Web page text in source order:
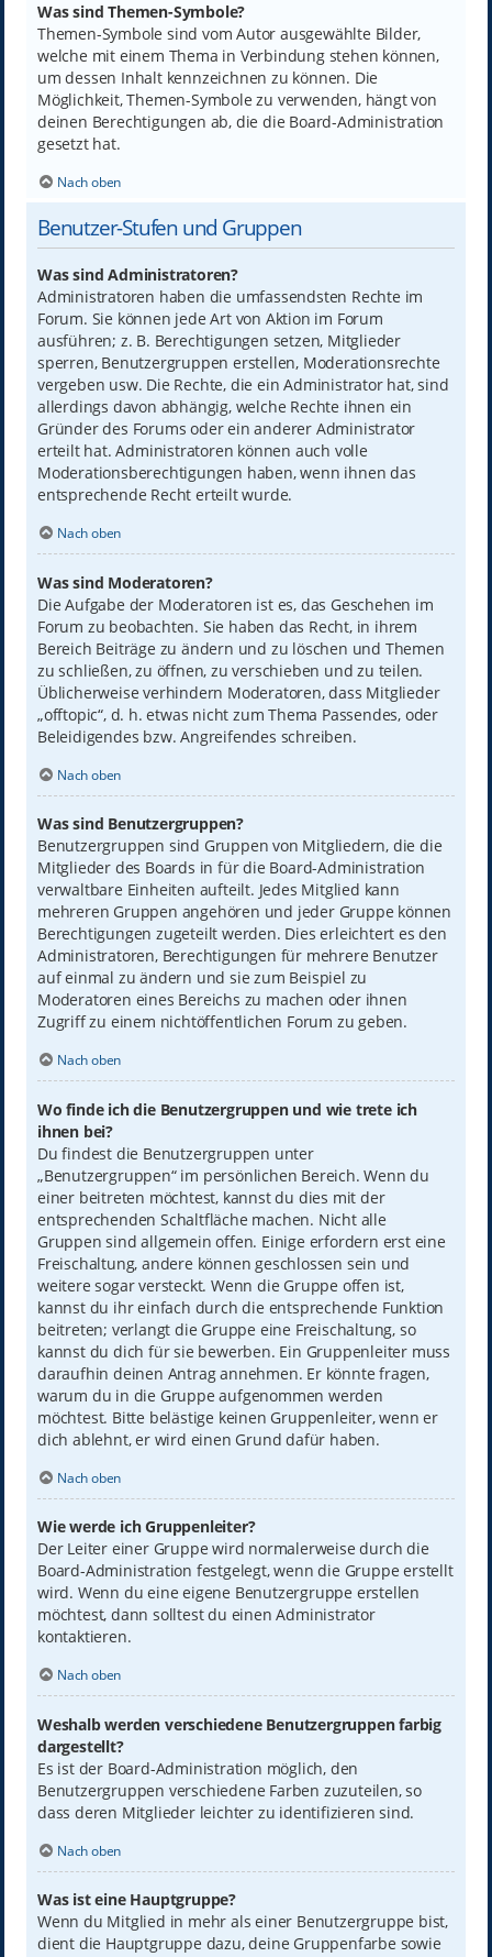
Was sind Themen-Symbole?
Themen-Symbole sind vom Autor ausgewählte Bilder,
welche mit einem Thema in Verbindung stehen können,
um dessen Inhalt kennzeichnen zu können. Die
Möglichkeit, Themen-Symbole zu verwenden, hängt von
deinen Berechtigungen ab, die die Board-Administration
gesetzt hat.
Nach oben
Benutzer-Stufen und Gruppen
Was sind Administratoren?
Administratoren haben die umfassendsten Rechte im
Forum. Sie können jede Art von Aktion im Forum
ausführen; z. B. Berechtigungen setzen, Mitglieder
sperren, Benutzergruppen erstellen, Moderationsrechte
vergeben usw. Die Rechte, die ein Administrator hat, sind
allerdings davon abhängig, welche Rechte ihnen ein
Gründer des Forums oder ein anderer Administrator
erteilt hat. Administratoren können auch volle
Moderationsberechtigungen haben, wenn ihnen das
entsprechende Recht erteilt wurde.
Nach oben
Was sind Moderatoren?
Die Aufgabe der Moderatoren ist es, das Geschehen im
Forum zu beobachten. Sie haben das Recht, in ihrem
Bereich Beiträge zu ändern und zu löschen und Themen
zu schließen, zu öffnen, zu verschieben und zu teilen.
Üblicherweise verhindern Moderatoren, dass Mitglieder
„offtopic“, d. h. etwas nicht zum Thema Passendes, oder
Beleidigendes bzw. Angreifendes schreiben.
Nach oben
Was sind Benutzergruppen?
Benutzergruppen sind Gruppen von Mitgliedern, die die
Mitglieder des Boards in für die Board-Administration
verwaltbare Einheiten aufteilt. Jedes Mitglied kann
mehreren Gruppen angehören und jeder Gruppe können
Berechtigungen zugeteilt werden. Dies erleichtert es den
Administratoren, Berechtigungen für mehrere Benutzer
auf einmal zu ändern und sie zum Beispiel zu
Moderatoren eines Bereichs zu machen oder ihnen
Zugriff zu einem nichtöffentlichen Forum zu geben.
Nach oben
Wo finde ich die Benutzergruppen und wie trete ich
ihnen bei?
Du findest die Benutzergruppen unter
„Benutzergruppen“ im persönlichen Bereich. Wenn du
einer beitreten möchtest, kannst du dies mit der
entsprechenden Schaltfläche machen. Nicht alle
Gruppen sind allgemein offen. Einige erfordern erst eine
Freischaltung, andere können geschlossen sein und
weitere sogar versteckt. Wenn die Gruppe offen ist,
kannst du ihr einfach durch die entsprechende Funktion
beitreten; verlangt die Gruppe eine Freischaltung, so
kannst du dich für sie bewerben. Ein Gruppenleiter muss
daraufhin deinen Antrag annehmen. Er könnte fragen,
warum du in die Gruppe aufgenommen werden
möchtest. Bitte belästige keinen Gruppenleiter, wenn er
dich ablehnt, er wird einen Grund dafür haben.
Nach oben
Wie werde ich Gruppenleiter?
Der Leiter einer Gruppe wird normalerweise durch die
Board-Administration festgelegt, wenn die Gruppe erstellt
wird. Wenn du eine eigene Benutzergruppe erstellen
möchtest, dann solltest du einen Administrator
kontaktieren.
Nach oben
Weshalb werden verschiedene Benutzergruppen farbig
dargestellt?
Es ist der Board-Administration möglich, den
Benutzergruppen verschiedene Farben zuzuteilen, so
dass deren Mitglieder leichter zu identifizieren sind.
Nach oben
Was ist eine Hauptgruppe?
Wenn du Mitglied in mehr als einer Benutzergruppe bist,
dient die Hauptgruppe dazu, deine Gruppenfarbe sowie